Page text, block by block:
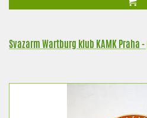
Svazarm Wartburg klub KAMK Praha